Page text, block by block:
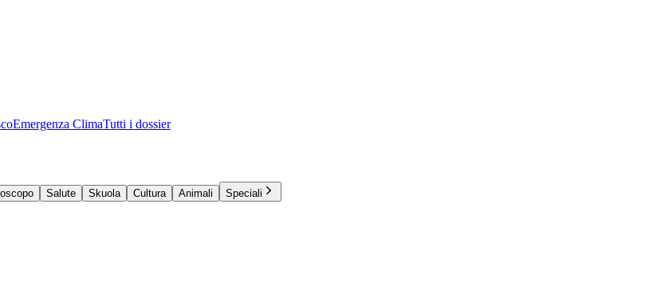
Emergenza ClimaTutti i dossier
Salute Skuola Cultura Animali
Speciali